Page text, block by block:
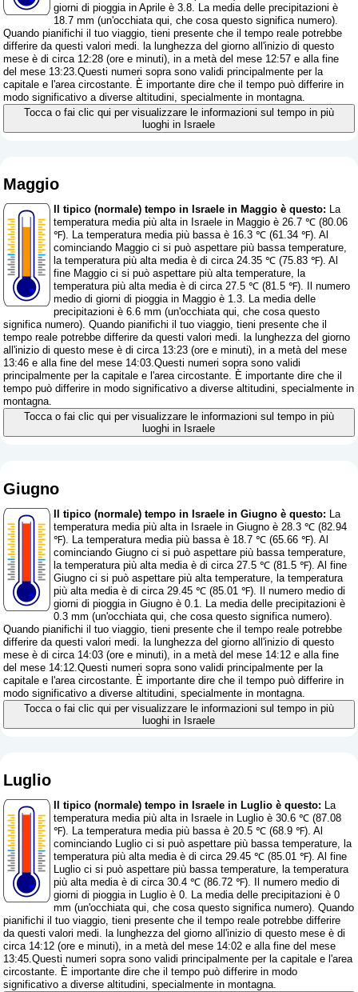
giorni di pioggia in Aprile è 3.8. La media delle precipitazioni è
18.7 mm (un'occhiata qui, che cosa questo significa numero).
Quando pianifichi il tuo viaggio, tieni presente che il tempo reale potrebbe
differire da questi valori medi. la lunghezza del giorno all'inizio di questo
mese è di circa 12:28 (ore e minuti), in a metà del mese 12:57 e alla fine
del mese 13:23.Questi numeri sopra sono validi principalmente per la
capitale e l'area circostante. È importante dire che il tempo può differire in
modo significativo a diverse altitudini, specialmente in montagna.
Tocca o fai clic qui per visualizzare le informazioni sul tempo in più
luoghi in Israele
Maggio
Il tipico (normale) tempo in Israele in Maggio è questo: La
temperatura media più alta in Israele in Maggio è 26.7 ℃ (80.06
℉). La temperatura media più bassa è 16.3 ℃ (61.34 ℉). Al
cominciando Maggio ci si può aspettare più bassa temperature,
la temperatura più alta media è di circa 24.35 ℃ (75.83 ℉). Al
fine Maggio ci si può aspettare più alta temperature, la
temperatura più alta media è di circa 27.5 ℃ (81.5 ℉). Il numero
medio di giorni di pioggia in Maggio è 1.3. La media delle
precipitazioni è 6.6 mm (un'occhiata qui, che cosa questo
significa numero). Quando pianifichi il tuo viaggio, tieni presente che il
tempo reale potrebbe differire da questi valori medi. la lunghezza del giorno
all'inizio di questo mese è di circa 13:23 (ore e minuti), in a metà del mese
13:46 e alla fine del mese 14:03.Questi numeri sopra sono validi
principalmente per la capitale e l'area circostante. È importante dire che il
tempo può differire in modo significativo a diverse altitudini, specialmente in
montagna.
Tocca o fai clic qui per visualizzare le informazioni sul tempo in più
luoghi in Israele
Giugno
Il tipico (normale) tempo in Israele in Giugno è questo: La
temperatura media più alta in Israele in Giugno è 28.3 ℃ (82.94
℉). La temperatura media più bassa è 18.7 ℃ (65.66 ℉). Al
cominciando Giugno ci si può aspettare più bassa temperature,
la temperatura più alta media è di circa 27.5 ℃ (81.5 ℉). Al fine
Giugno ci si può aspettare più alta temperature, la temperatura
più alta media è di circa 29.45 ℃ (85.01 ℉). Il numero medio di
giorni di pioggia in Giugno è 0.1. La media delle precipitazioni è
0.3 mm (un'occhiata qui, che cosa questo significa numero).
Quando pianifichi il tuo viaggio, tieni presente che il tempo reale potrebbe
differire da questi valori medi. la lunghezza del giorno all'inizio di questo
mese è di circa 14:03 (ore e minuti), in a metà del mese 14:12 e alla fine
del mese 14:12.Questi numeri sopra sono validi principalmente per la
capitale e l'area circostante. È importante dire che il tempo può differire in
modo significativo a diverse altitudini, specialmente in montagna.
Tocca o fai clic qui per visualizzare le informazioni sul tempo in più
luoghi in Israele
Luglio
Il tipico (normale) tempo in Israele in Luglio è questo: La
temperatura media più alta in Israele in Luglio è 30.6 ℃ (87.08
℉). La temperatura media più bassa è 20.5 ℃ (68.9 ℉). Al
cominciando Luglio ci si può aspettare più bassa temperature, la
temperatura più alta media è di circa 29.45 ℃ (85.01 ℉). Al fine
Luglio ci si può aspettare più bassa temperature, la temperatura
più alta media è di circa 30.4 ℃ (86.72 ℉). Il numero medio di
giorni di pioggia in Luglio è 0. La media delle precipitazioni è 0
mm (un'occhiata qui, che cosa questo significa numero). Quando
pianifichi il tuo viaggio, tieni presente che il tempo reale potrebbe differire
da questi valori medi. la lunghezza del giorno all'inizio di questo mese è di
circa 14:12 (ore e minuti), in a metà del mese 14:02 e alla fine del mese
13:45.Questi numeri sopra sono validi principalmente per la capitale e l'area
circostante. È importante dire che il tempo può differire in modo
significativo a diverse altitudini, specialmente in montagna.